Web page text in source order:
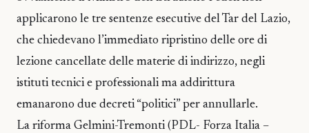
applicarono le tre sentenze esecutive del Tar del Lazio,
che chiedevano l’immediato ripristino delle ore di
lezione cancellate delle materie di indirizzo, negli
istituti tecnici e professionali ma addirittura
emanarono due decreti “politici” per annullarle.
La riforma Gelmini-Tremonti (PDL- Forza Italia –